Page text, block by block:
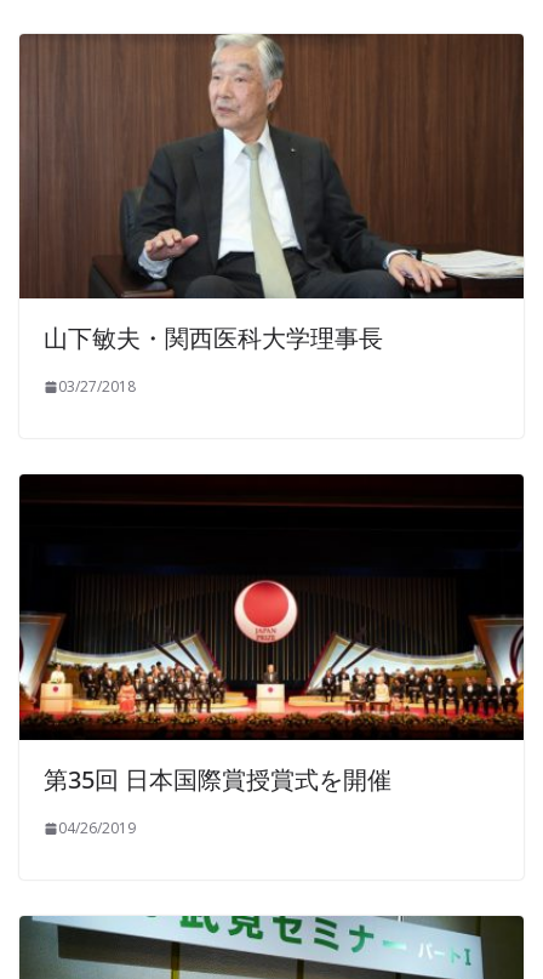
山下敏夫・関西医科大学理事長
03/27/2018
第35回 日本国際賞授賞式を開催
04/26/2019